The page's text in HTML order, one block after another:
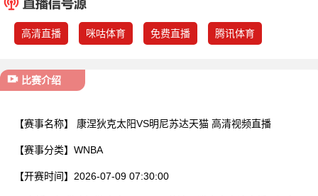
高清直播 咪咕体育 免费直播 腾讯体育
比赛介绍
【赛事名称】 康涅狄克太阳VS明尼苏达天猫 高清视频直播
【赛事分类】 WNBA
【开赛时间】 2026-07-09 07:30:00